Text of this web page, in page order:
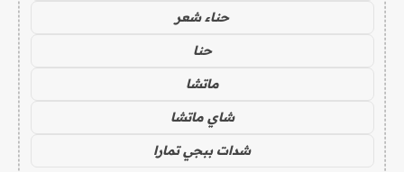
حناء شعر
حنا
ماتشا
شاي ماتشا
شدات ببجي تمارا